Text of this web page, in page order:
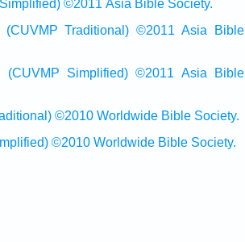
©2011 Asia Bible Society.
Traditional) ©2011 Asia Bible
Simplified) ©2011 Asia Bible
©2010 Worldwide Bible Society.
©2010 Worldwide Bible Society.